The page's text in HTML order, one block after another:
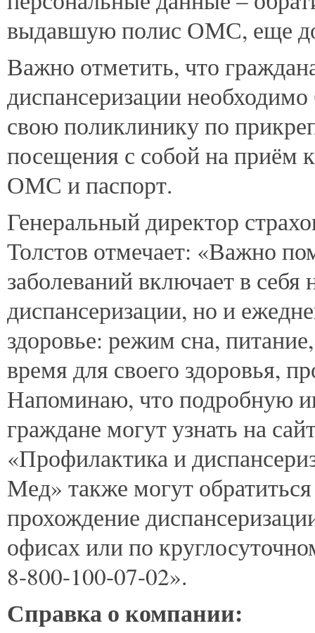
выдавшую полис ОМС, еще
Важно отметить, что
диспансеризации необходимо
свою поликлинику по
посещения с собой на приём
ОМС и паспорт.
Генеральный директор
Толстов отмечает: «Важно
заболеваний включает в
диспансеризации, но и
здоровье: режим сна,
время для своего здоровья,
Напоминаю, что подробную
граждане могут узнать на
«Профилактика и
Мед» также могут
прохождение
офисах или по
8-800-100-07-02».
Справка о компании: